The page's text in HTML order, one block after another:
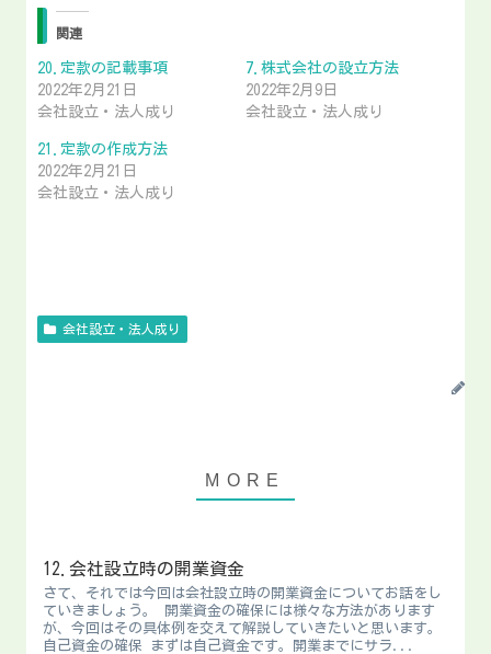
関連
20.定款の記載事項
2022年2月21日
会社設立・法人成り
7.株式会社の設立方法
2022年2月9日
会社設立・法人成り
21.定款の作成方法
2022年2月21日
会社設立・法人成り
会社設立・法人成り
12.会社設立時の開業資金
さて、それでは今回は会社設立時の開業資金についてお話をし
ていきましょう。 開業資金の確保には様々な方法があります
が、今回はその具体例を交えて解説していきたいと思います。
自己資金の確保 まずは自己資金です。開業までにサラ...